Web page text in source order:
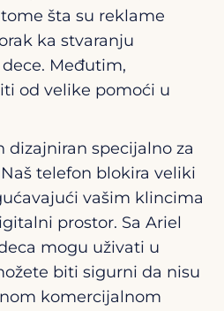
šta su reklame
ka stvaranju
Međutim,
od velike pomoći u
dizajniran specijalno za
telefon blokira veliki
vašim klincima
prostor. Sa Ariel
mogu uživati u
biti sigurni da nisu
komercijalnom